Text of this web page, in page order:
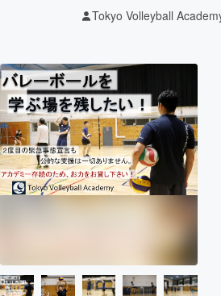
テクノロジー・ガジェット
映像・映画
ビジネス・起業
CAMPFIRE for Social Good
Tokyo Volleyball